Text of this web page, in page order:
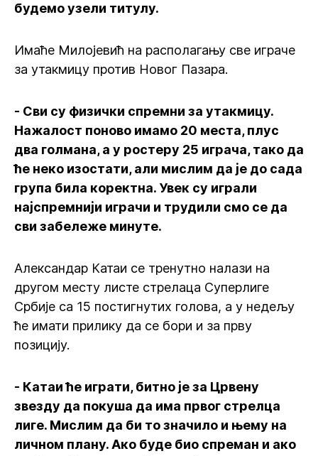
будемо узели титулу.
Имаће Милојевић на располагању све играче
за утакмицу против Новог Пазара.
- Сви су физички спремни за утакмицу.
Нажалост поново имамо 20 места, плус
два голмана, а у ростеру 25 играча, тако да
ће неко изостати, али мислим да је до сада
група била коректна. Увек су играли
најспремнији играчи и трудили смо се да
сви забележе минуте.
Александар Катаи се тренутно налази на
другом месту листе стрелаца Суперлиге
Србије са 15 постигнутих голова, а у недељу
ће имати прилику да се бори и за прву
позицију.
- Катаи ће играти, битно је за Црвену
звезду да покуша да има првог стрелца
лиге. Мислим да би то значило и њему на
личном плану. Ако буде био спреман и ако